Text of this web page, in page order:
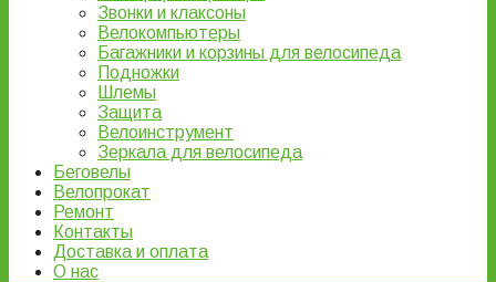
Звонки и клаксоны
Велокомпьютеры
Багажники и корзины для велосипеда
Подножки
Шлемы
Защита
Велоинструмент
Зеркала для велосипеда
Беговелы
Велопрокат
Ремонт
Контакты
Доставка и оплата
О нас